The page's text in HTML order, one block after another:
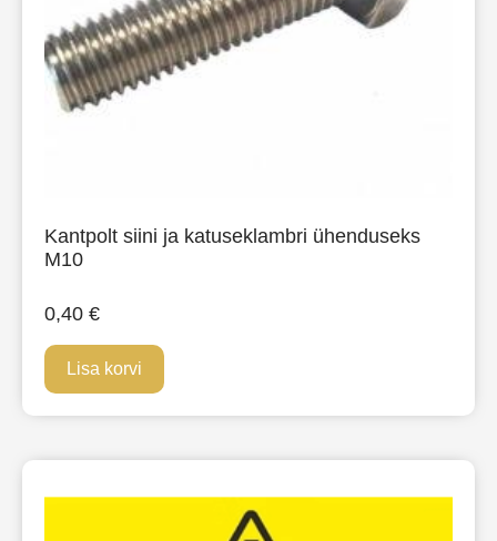
Kantpolt siini ja katuseklambri ühenduseks
M10
0,40 €
Lisa korvi